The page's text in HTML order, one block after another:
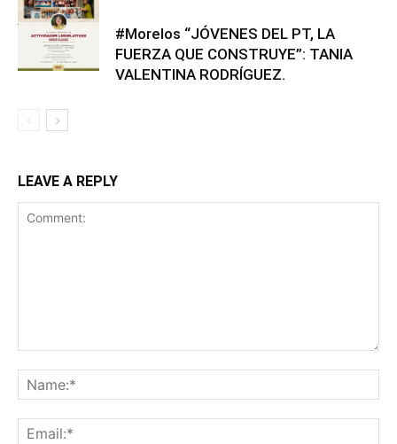
#Morelos “JÓVENES DEL PT, LA
FUERZA QUE CONSTRUYE”: TANIA
VALENTINA RODRÍGUEZ.
LEAVE A REPLY